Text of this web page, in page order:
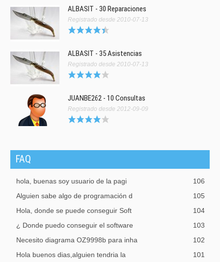
ALBASIT - 30 Reparaciones
Registrado desde 2010-07-13
ALBASIT - 35 Asistencias
Registrado desde 2010-07-13
JUANBE262 - 10 Consultas
Registrado desde 2012-09-09
FAQ
hola, buenas soy usuario de la pagi
106
Alguien sabe algo de programación d
105
Hola, donde se puede conseguir Soft
104
¿ Donde puedo conseguir el software
103
Necesito diagrama OZ9998b para inha
102
Hola buenos dias,alguien tendria la
101